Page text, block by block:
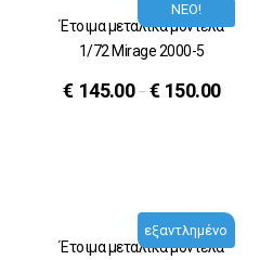
ΝΕΟ!
Έτοιμα μεταλικά μοντέλα
1/72 Mirage 2000-5
€ 145.00–€ 150.00
εξαντλημένο
Έτοιμα μεταλικά μοντέλα